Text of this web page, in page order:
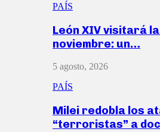
PAÍS
León XIV visitará
noviembre: un…
5 agosto, 2026
PAÍS
Milei redobla los
“terroristas” a